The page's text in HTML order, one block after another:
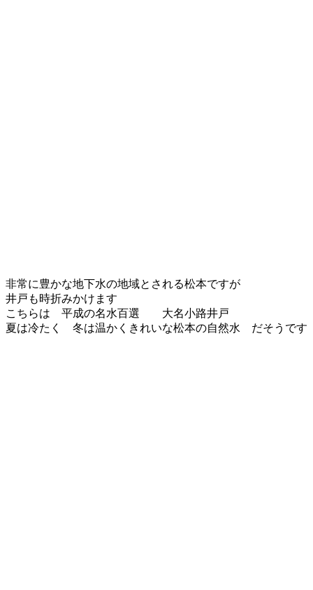
非常に豊かな地下水の地域とされる松本ですが
井戸も時折みかけます
こちらは 平成の名水百選 大名小路井戸
夏は冷たく 冬は温かくきれいな松本の自然水 だそうです